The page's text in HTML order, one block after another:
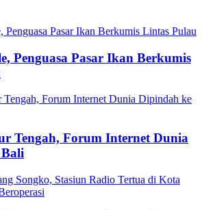
Penguasa Pasar Ikan Berkumis
Tengah, Forum Internet Dunia